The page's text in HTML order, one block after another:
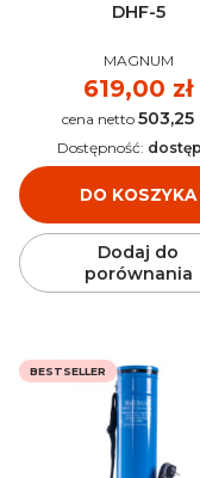
DHF-5
PRODUCENT
MAGNUM
Cena
619,00 zł
Cena 503,25
DO KOSZYKA
Dostępność:
Dodaj do
porównania
BESTSELLER